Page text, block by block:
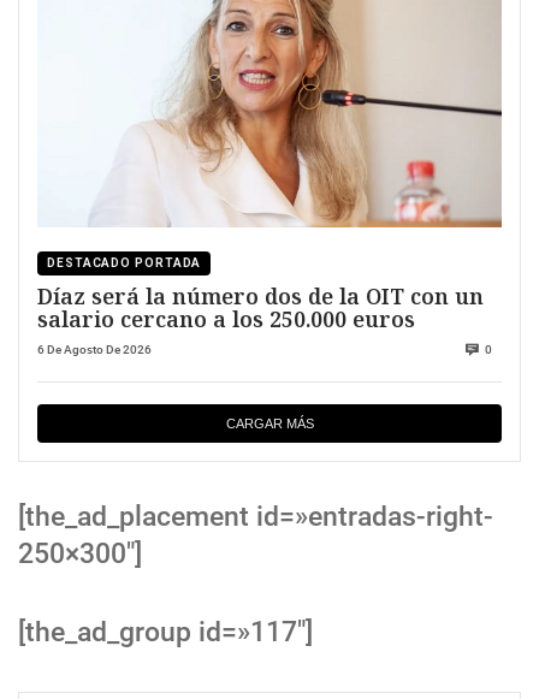
DESTACADO PORTADA
Díaz será la número dos de la OIT con un
salario cercano a los 250.000 euros
6 De Agosto De 2026 0
CARGAR MÁS
[the_ad_placement id=»entradas-right-
250×300″]
[the_ad_group id=»117″]